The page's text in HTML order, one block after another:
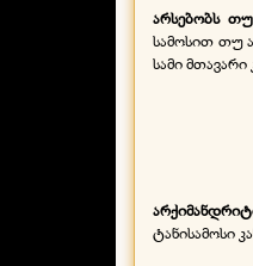
არსებობს
სამოსით თუ
სამი
ტანისამოსი